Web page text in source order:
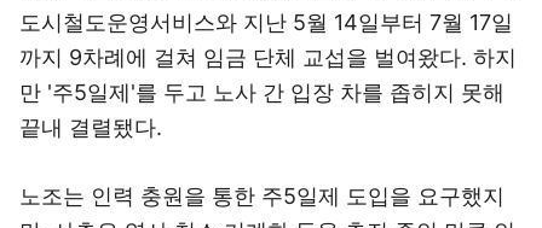
도시철도운영서비스와 지난 5월 14일부터 7월 17일
까지 9차례에 걸쳐 임금 단체 교섭을 벌여왔다. 하지
만 '주5일제'를 두고 노사 간 입장 차를 좁히지 못해
끝내 결렬됐다.
노조는 인력 충원을 통한 주5일제 도입을 요구했지